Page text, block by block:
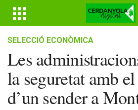
SELECCIÓ ECONÒMICA
Les
la seguretat amb
d’un sender a